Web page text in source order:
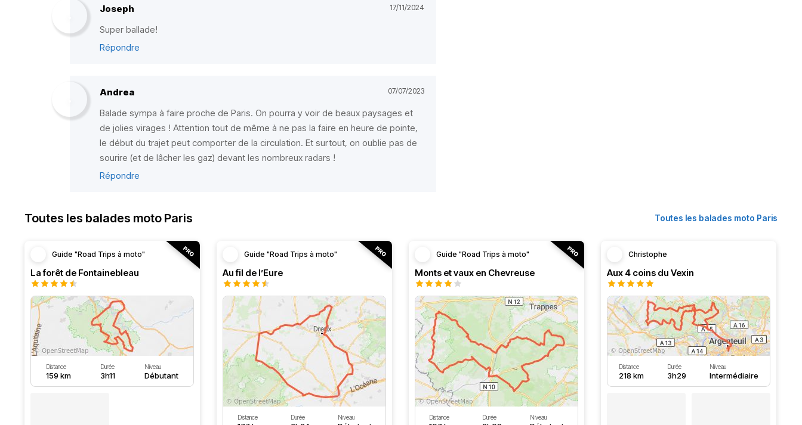
Joseph 17/11/2024
Super ballade!
Répondre
Andrea 07/07/2023
Balade sympa à faire proche de Paris. On pourra y voir de beaux paysages et
de jolies virages ! Attention tout de même à ne pas la faire en heure de pointe,
le début du trajet peut comporter de la circulation. Et surtout, on oublie pas de
sourire (et de lâcher les gaz) devant les nombreux radars !
Répondre
Toutes les balades moto Paris Toutes les balades moto Paris
Guide "Road Trips à moto"
La forêt de Fontainebleau
Distance
159 km
Durée
3h11
Niveau
Débutant
Guide "Road Trips à moto"
Au fil de l’Eure
Distance Durée Niveau
Guide "Road Trips à moto"
Monts et vaux en Chevreuse
Distance Durée Niveau
Christophe
Aux 4 coins du Vexin
Distance
218 km
Durée
3h29
Niveau
Intermédiaire